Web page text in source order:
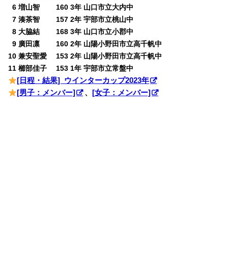
06 増山智 160 3年 山口市立大内中
07 湊茶智 157 2年 宇部市立桃山中
08 大脇結 168 3年 山口市立小郡中
09 廣田凛 160 2年 山陽小野田市立高千帆中
10 兼安聖愛 153 2年 山陽小野田市立高千帆中
11 櫛部佳子 153 1年 宇部市立常盤中
[日程・結果] ウインターカップ2023年
[男子：メンバー]
、 [女子：メンバー]